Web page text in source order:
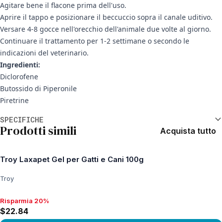
Agitare bene il flacone prima dell'uso.
Aprire il tappo e posizionare il beccuccio sopra il canale uditivo.
Versare 4-8 gocce nell'orecchio dell'animale due volte al giorno.
Continuare il trattamento per 1-2 settimane o secondo le
indicazioni del veterinario.
Ingredienti:
Diclorofene
Butossido di Piperonile
Piretrine
SPECIFICHE
Prodotti simili Acquista tutto
Troy Laxapet Gel per Gatti e Cani 100g
Troy
Risparmia 20%, $22.84
Risparmia 20%
$22.84